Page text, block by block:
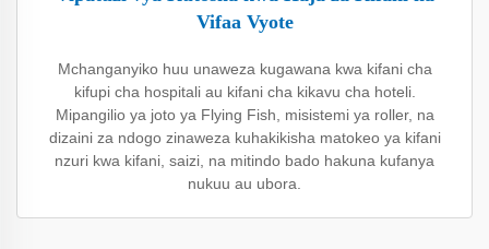
Vifaa Vyote
Mchanganyiko huu unaweza kugawana kwa kifani cha
kifupi cha hospitali au kifani cha kikavu cha hoteli.
Mipangilio ya joto ya Flying Fish, misistemi ya roller, na
dizaini za ndogo zinaweza kuhakikisha matokeo ya kifani
nzuri kwa kifani, saizi, na mitindo bado hakuna kufanya
nukuu au ubora.